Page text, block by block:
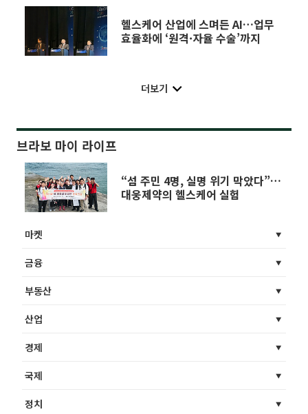
헬스케어 산업에 스며든 AI…업무
효율화에 ‘원격·자율 수술’까지
더보기
브라보 마이 라이프
“섬 주민 4명, 실명 위기 막았다”…
대웅제약의 헬스케어 실험
마켓
금융
부동산
산업
경제
국제
정치